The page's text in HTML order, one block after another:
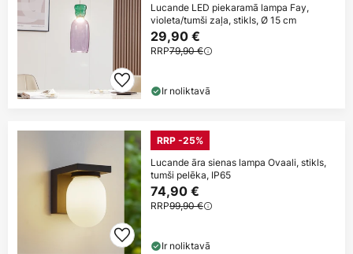
Lucande LED piekaramā lampa Fay,
violeta/tumši zaļa, stikls, Ø 15 cm
29,90 €
RRP79,90 €
Ir noliktavā
RRP -25%
Lucande āra sienas lampa Ovaali, stikls,
tumši pelēka, IP65
74,90 €
RRP99,90 €
Ir noliktavā